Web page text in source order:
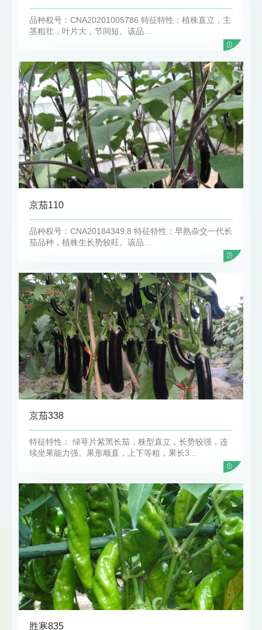
品种权号：CNA20201005786 特征特性：植株直立，主
茎粗壮，叶片大，节间短。该品...
京茄110
品种权号：CNA20184349.8 特征特性：早熟杂交一代长
茄品种，植株生长势较旺。该品...
京茄338
特征特性： 绿萼片紫黑长茄，株型直立，长势较强，连
续坐果能力强。果形顺直，上下等粗，果长3...
胜寒835